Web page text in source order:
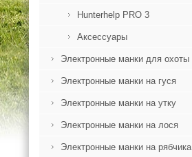
Hunterhelp PRO 3
Аксессуары
Электронные манки для охоты
Электронные манки на гуся
Электронные манки на утку
Электронные манки на лося
Электронные манки на рябчика